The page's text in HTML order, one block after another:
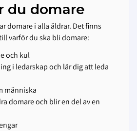
du domare
domare i alla åldrar. Det finns
varför du ska bli domare:
och kul
i ledarskap och lär dig att leda
människa
domare och blir en del av en